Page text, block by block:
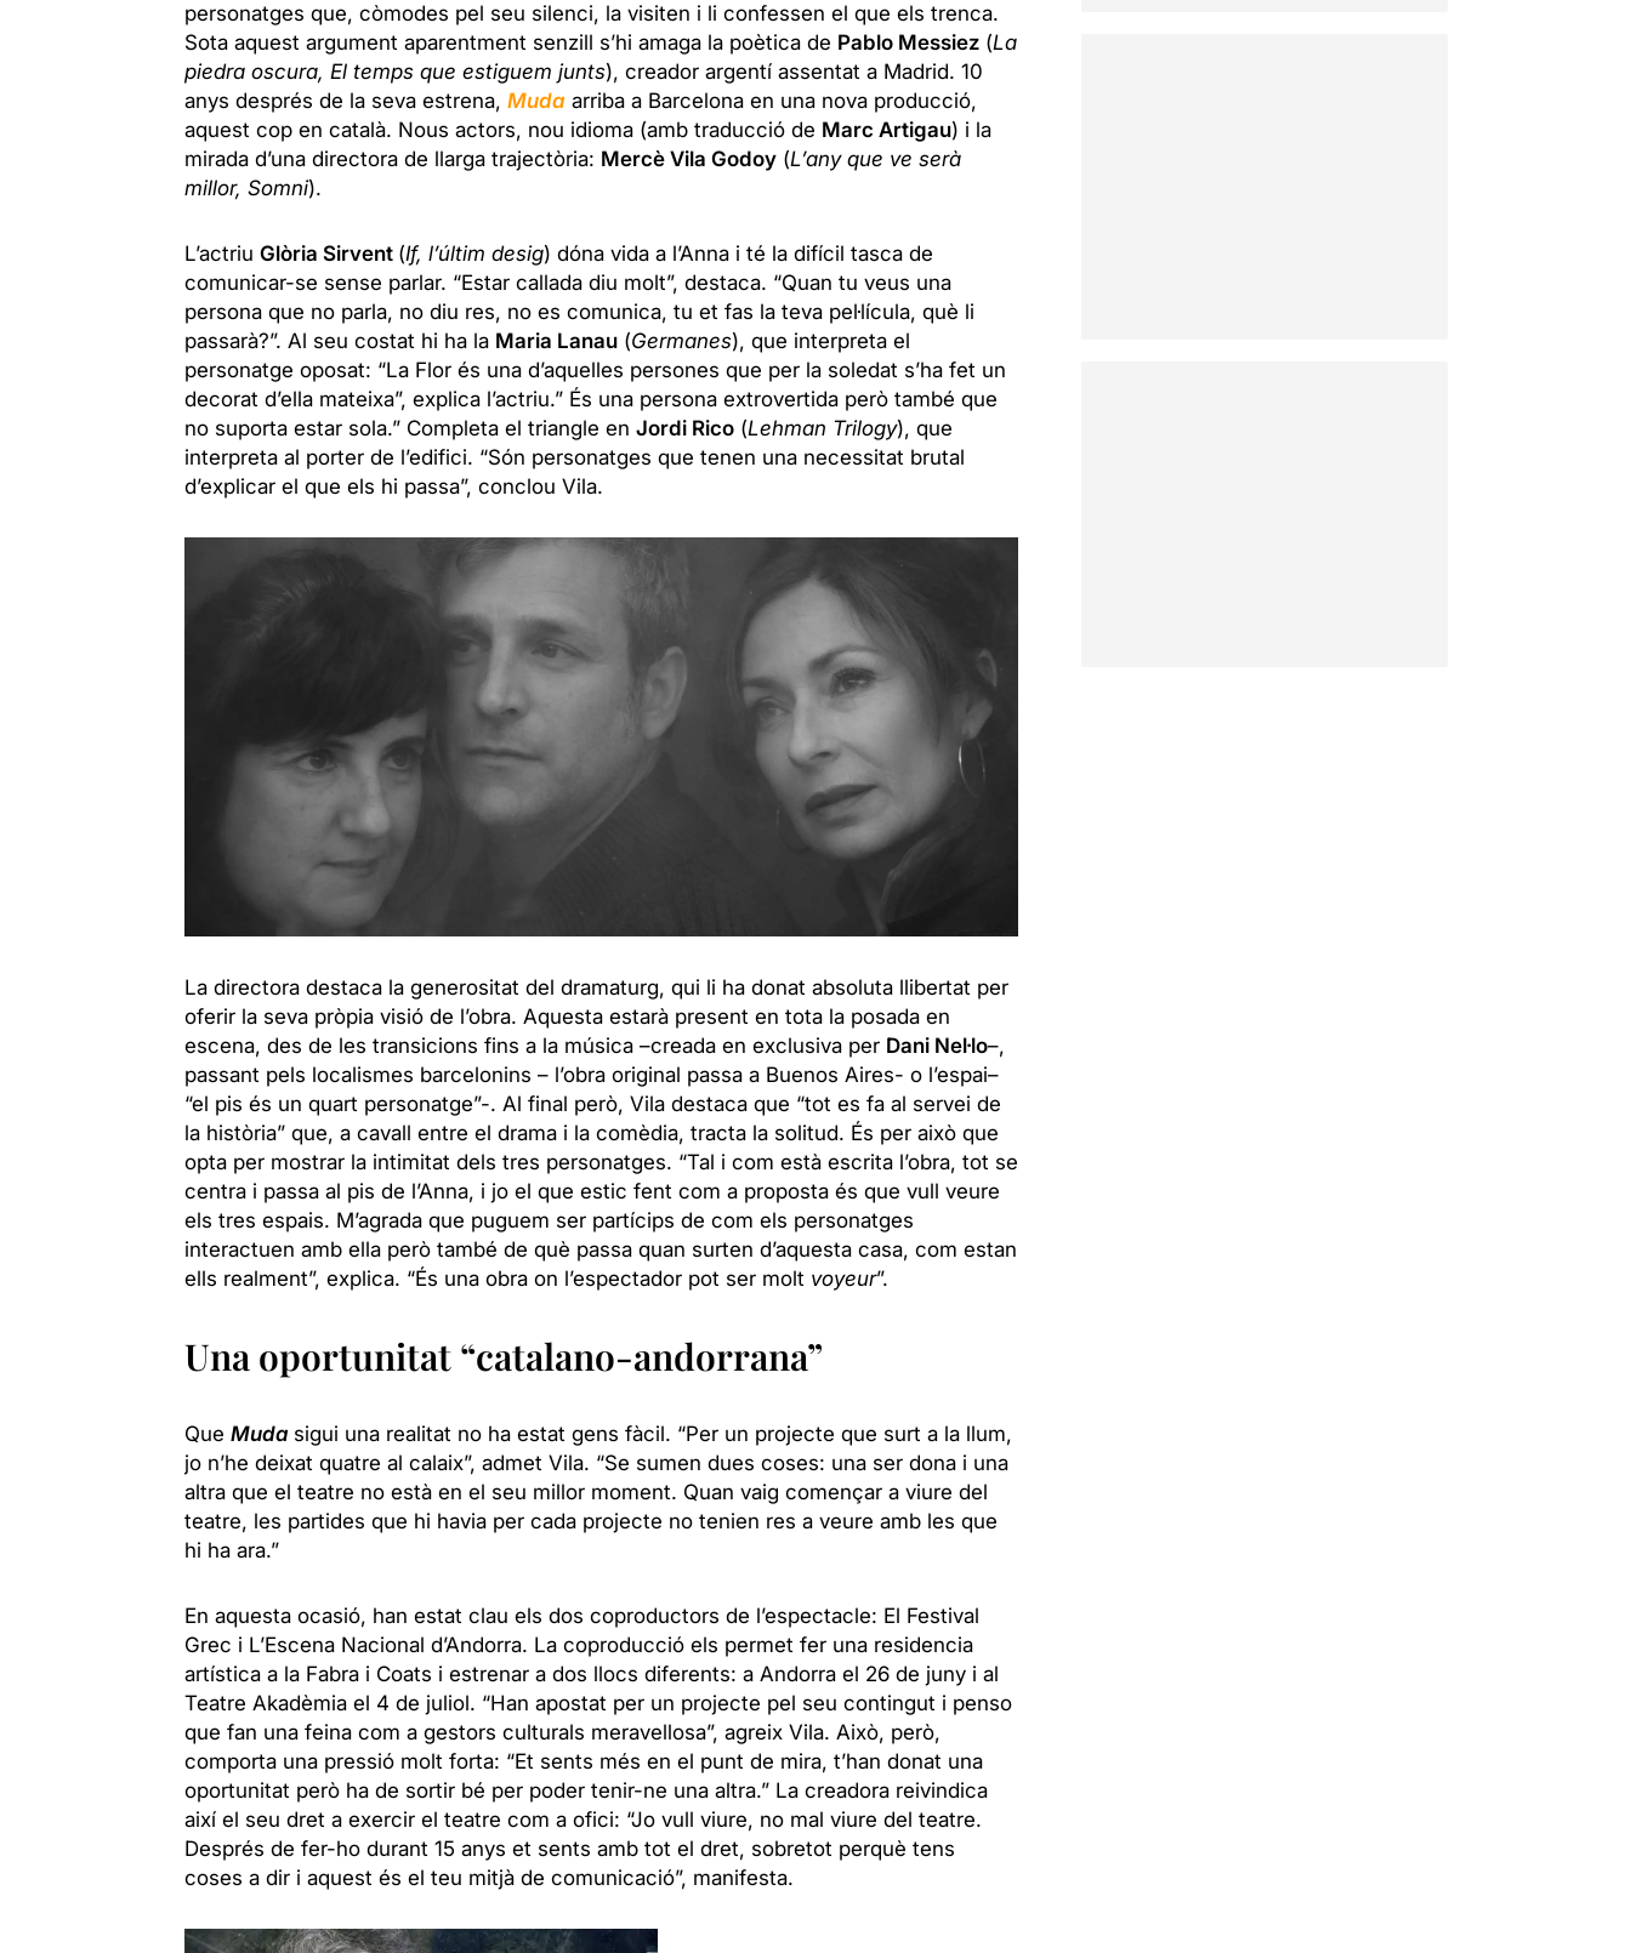
personatges que, còmodes pel seu silenci, la visiten i li confessen el que els trenca.
Sota aquest argument aparentment senzill s’hi amaga la poètica de Pablo Messiez(La
piedra oscura, El temps que estiguem junts), creador argentí assentat a Madrid. 10
anys després de la seva estrena, Muda arriba a Barcelona en una nova producció,
aquest cop en català. Nous actors, nou idioma (amb traducció de Marc Artigau) i la
mirada d’una directora de llarga trajectòria: Mercè Vila Godoy(L’any que ve serà
millor, Somni).
L’actriu Glòria Sirvent (If, l’últim desig) dóna vida a l’Anna i té la difícil tasca de
comunicar-se sense parlar. “Estar callada diu molt”, destaca. “Quan tu veus una
persona que no parla, no diu res, no es comunica, tu et fas la teva pel·lícula, què li
passarà?”. Al seu costat hi ha la Maria Lanau(Germanes), que interpreta el
personatge oposat: “La Flor és una d’aquelles persones que per la soledat s’ha fet un
decorat d’ella mateixa”, explica l’actriu.” És una persona extrovertida però també que
no suporta estar sola.” Completa el triangle en Jordi Rico(Lehman Trilogy), que
interpreta al porter de l’edifici. “Són personatges que tenen una necessitat brutal
d’explicar el que els hi passa”, conclou Vila.
La directora destaca la generositat del dramaturg, qui li ha donat absoluta llibertat per
oferir la seva pròpia visió de l’obra. Aquesta estarà present en tota la posada en
escena, des de les transicions fins a la música –creada en exclusiva per Dani Nel·lo–,
passant pels localismes barcelonins – l’obra original passa a Buenos Aires- o l’espai–
“el pis és un quart personatge”-. Al final però, Vila destaca que “tot es fa al servei de
la història” que, a cavall entre el drama i la comèdia, tracta la solitud. És per això que
opta per mostrar la intimitat dels tres personatges. “Tal i com està escrita l’obra, tot se
centra i passa al pis de l’Anna, i jo el que estic fent com a proposta és que vull veure
els tres espais. M’agrada que puguem ser partícips de com els personatges
interactuen amb ella però també de què passa quan surten d’aquesta casa, com estan
ells realment”, explica. “És una obra on l’espectador pot ser molt voyeur”.
Una oportunitat “catalano-andorrana”
Que Muda sigui una realitat no ha estat gens fàcil. “Per un projecte que surt a la llum,
jo n’he deixat quatre al calaix”, admet Vila. “Se sumen dues coses: una ser dona i una
altra que el teatre no està en el seu millor moment. Quan vaig començar a viure del
teatre, les partides que hi havia per cada projecte no tenien res a veure amb les que
hi ha ara.”
En aquesta ocasió, han estat clau els dos coproductors de l’espectacle: El Festival
Grec i L’Escena Nacional d’Andorra. La coproducció els permet fer una residencia
artística a la Fabra i Coats i estrenar a dos llocs diferents: a Andorra el 26 de juny i al
Teatre Akadèmia el 4 de juliol. “Han apostat per un projecte pel seu contingut i penso
que fan una feina com a gestors culturals meravellosa”, agreix Vila. Això, però,
comporta una pressió molt forta: “Et sents més en el punt de mira, t’han donat una
oportunitat però ha de sortir bé per poder tenir-ne una altra.” La creadora reivindica
així el seu dret a exercir el teatre com a ofici: “Jo vull viure, no mal viure del teatre.
Després de fer-ho durant 15 anys et sents amb tot el dret, sobretot perquè tens
coses a dir i aquest és el teu mitjà de comunicació”, manifesta.